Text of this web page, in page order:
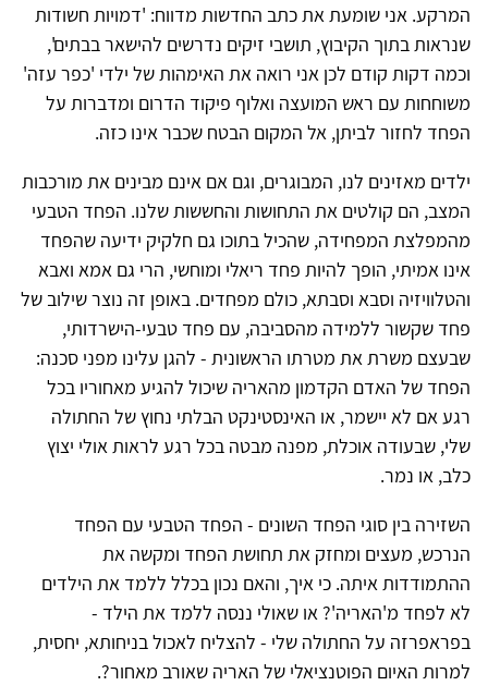
המרקע. אני שומעת את כתב החדשות מדווח: 'דמויות חשודות
שנראות בתוך הקיבוץ, תושבי זיקים נדרשים להישאר בבתים',
וכמה דקות קודם לכן אני רואה את האימהות של ילדי 'כפר עזה'
משוחחות עם ראש המועצה ואלוף פיקוד הדרום ומדברות על
הפחד לחזור לביתן, אל המקום הבטח שכבר אינו כזה.
ילדים מאזינים לנו, המבוגרים, וגם אם אינם מבינים את מורכבות
המצב, הם קולטים את התחושות והחששות שלנו. הפחד הטבעי
מהמפלצת המפחידה, שהכיל בתוכו גם חלקיק ידיעה שהפחד
אינו אמיתי, הופך להיות פחד ריאלי ומוחשי, הרי גם אמא ואבא
והטלוויזיה וסבא וסבתא, כולם מפחדים. באופן זה נוצר שילוב של
פחד שקשור ללמידה מהסביבה, עם פחד טבעי-הישרדותי,
שבעצם משרת את מטרתו הראשונית - להגן עלינו מפני סכנה:
הפחד של האדם הקדמון מהאריה שיכול להגיע מאחוריו בכל
רגע אם לא יישמר, או האינסטינקט הבלתי נחוץ של החתולה
שלי, שבעודה אוכלת, מפנה מבטה בכל רגע לראות אולי יצוץ
כלב, או נמר.
השזירה בין סוגי הפחד השונים - הפחד הטבעי עם הפחד
הנרכש, מעצים ומחזק את תחושת הפחד ומקשה את
ההתמודדות איתה. כי איך, והאם נכון בכלל ללמד את הילדים
לא לפחד מ'האריה'? או שאולי ננסה ללמד את הילד -
בפראפרזה על החתולה שלי - להצליח לאכול בניחותא, יחסית,
למרות האיום הפוטנציאלי של האריה שאורב מאחור?.